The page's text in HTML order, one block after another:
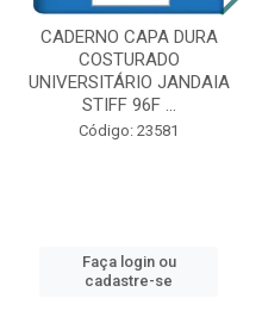
CADERNO CAPA DURA
COSTURADO
UNIVERSITÁRIO JANDAIA
STIFF 96F ...
Código: 23581
Faça login ou
cadastre-se